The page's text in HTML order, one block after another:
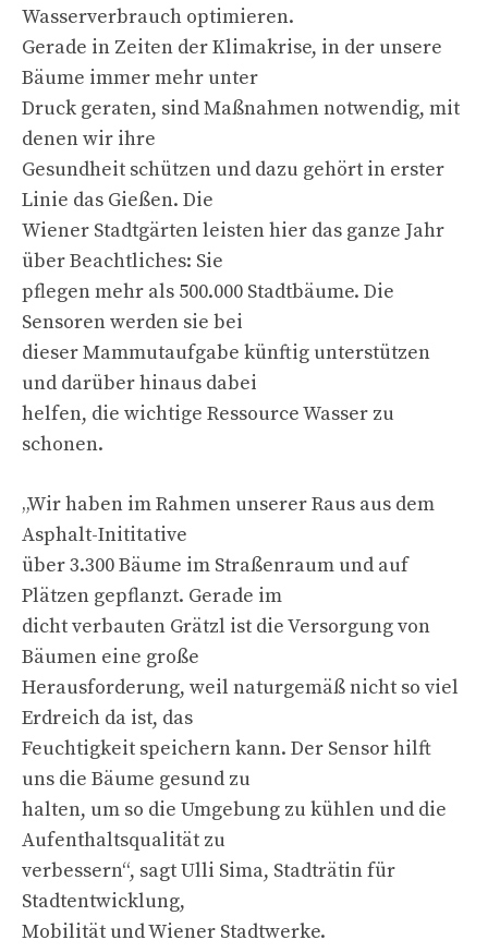
Wasserverbrauch optimieren.
Gerade in Zeiten der Klimakrise, in der unsere
Bäume immer mehr unter
Druck geraten, sind Maßnahmen notwendig, mit
denen wir ihre
Gesundheit schützen und dazu gehört in erster
Linie das Gießen. Die
Wiener Stadtgärten leisten hier das ganze Jahr
über Beachtliches: Sie
pflegen mehr als 500.000 Stadtbäume. Die
Sensoren werden sie bei
dieser Mammutaufgabe künftig unterstützen
und darüber hinaus dabei
helfen, die wichtige Ressource Wasser zu
schonen.
„Wir haben im Rahmen unserer Raus aus dem
Asphalt-Inititative
über 3.300 Bäume im Straßenraum und auf
Plätzen gepflanzt. Gerade im
dicht verbauten Grätzl ist die Versorgung von
Bäumen eine große
Herausforderung, weil naturgemäß nicht so viel
Erdreich da ist, das
Feuchtigkeit speichern kann. Der Sensor hilft
uns die Bäume gesund zu
halten, um so die Umgebung zu kühlen und die
Aufenthaltsqualität zu
verbessern“, sagt Ulli Sima, Stadträtin für
Stadtentwicklung,
Mobilität und Wiener Stadtwerke.